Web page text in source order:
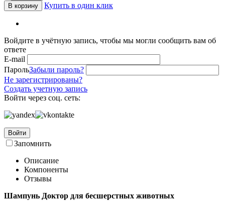
В корзину Купить в один клик
Войдите в учётную запись, чтобы мы могли сообщить вам об
ответе
E-mail
ПарольЗабыли пароль?
Не зарегистрированы?
Создать учетную запись
Войти через соц. сеть:
Войти
Запомнить
Описание
Компоненты
Отзывы
Шампунь Доктор для бесшерстных животных